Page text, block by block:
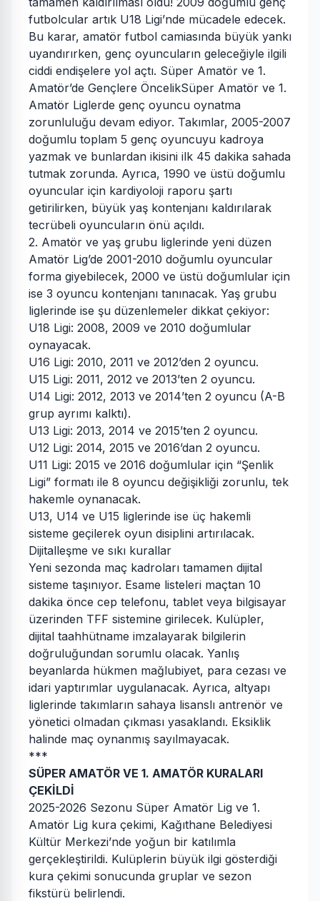
futbolcular artık U18 Ligi’nde mücadele edecek.
Bu karar, amatör futbol camiasında büyük yankı
uyandırırken, genç oyuncuların geleceğiyle ilgili
ciddi endişelere yol açtı. Süper Amatör ve 1.
Amatör’de Gençlere ÖncelikSüper Amatör ve 1.
Amatör Liglerde genç oyuncu oynatma
zorunluluğu devam ediyor. Takımlar, 2005-2007
doğumlu toplam 5 genç oyuncuyu kadroya
yazmak ve bunlardan ikisini ilk 45 dakika sahada
tutmak zorunda. Ayrıca, 1990 ve üstü doğumlu
oyuncular için kardiyoloji raporu şartı
getirilirken, büyük yaş kontenjanı kaldırılarak
tecrübeli oyuncuların önü açıldı.
2. Amatör ve yaş grubu liglerinde yeni düzen
Amatör Lig’de 2001-2010 doğumlu oyuncular
forma giyebilecek, 2000 ve üstü doğumlular için
ise 3 oyuncu kontenjanı tanınacak. Yaş grubu
liglerinde ise şu düzenlemeler dikkat çekiyor:
U18 Ligi: 2008, 2009 ve 2010 doğumlular
oynayacak.
U16 Ligi: 2010, 2011 ve 2012’den 2 oyuncu.
U15 Ligi: 2011, 2012 ve 2013’ten 2 oyuncu.
U14 Ligi: 2012, 2013 ve 2014’ten 2 oyuncu (A-B
grup ayrımı kalktı).
U13 Ligi: 2013, 2014 ve 2015’ten 2 oyuncu.
U12 Ligi: 2014, 2015 ve 2016’dan 2 oyuncu.
U11 Ligi: 2015 ve 2016 doğumlular için “Şenlik
Ligi” formatı ile 8 oyuncu değişikliği zorunlu, tek
hakemle oynanacak.
U13, U14 ve U15 liglerinde ise üç hakemli
sisteme geçilerek oyun disiplini artırılacak.
Dijitalleşme ve sıkı kurallar
Yeni sezonda maç kadroları tamamen dijital
sisteme taşınıyor. Esame listeleri maçtan 10
dakika önce cep telefonu, tablet veya bilgisayar
üzerinden TFF sistemine girilecek. Kulüpler,
dijital taahhütname imzalayarak bilgilerin
doğruluğundan sorumlu olacak. Yanlış
beyanlarda hükmen mağlubiyet, para cezası ve
idari yaptırımlar uygulanacak. Ayrıca, altyapı
liglerinde takımların sahaya lisanslı antrenör ve
yönetici olmadan çıkması yasaklandı. Eksiklik
halinde maç oynanmış sayılmayacak.
***
SÜPER AMATÖR VE 1. AMATÖR KURALARI
ÇEKİLDİ
2025-2026 Sezonu Süper Amatör Lig ve 1.
Amatör Lig kura çekimi, Kağıthane Belediyesi
Kültür Merkezi’nde yoğun bir katılımla
gerçekleştirildi. Kulüplerin büyük ilgi gösterdiği
kura çekimi sonucunda gruplar ve sezon
fikstürü belirlendi.